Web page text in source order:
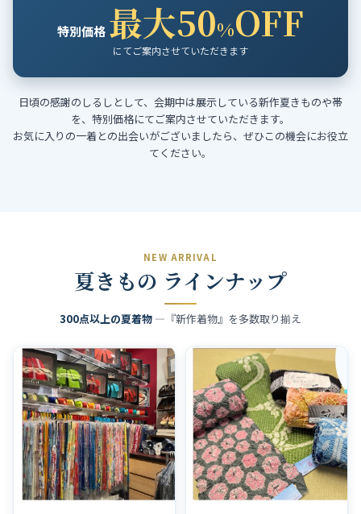
特別価格 最大50%OFF
にてご案内させていただきます
日頃の感謝のしるしとして、会期中は展示している新作夏きものや帯
を、特別価格にてご案内させていただきます。
お気に入りの一着との出会いがございましたら、ぜひこの機会にお役立
てください。
NEW ARRIVAL
夏きもの ラインナップ
300点以上の夏着物 ―『新作着物』を多数取り揃え